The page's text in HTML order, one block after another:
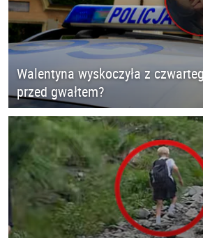
Walentyna wyskoczyła z
przed gwałtem?